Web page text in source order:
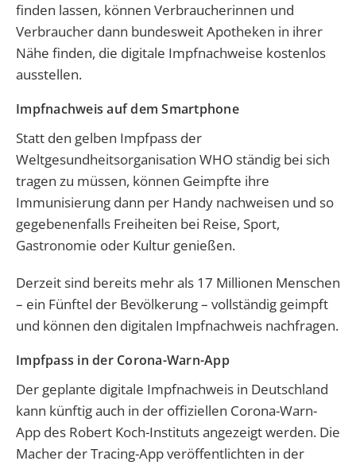
finden lassen, können Verbraucherinnen und
Verbraucher dann bundesweit Apotheken in ihrer
Nähe finden, die digitale Impfnachweise kostenlos
ausstellen.
Impfnachweis auf dem Smartphone
Statt den gelben Impfpass der
Weltgesundheitsorganisation WHO ständig bei sich
tragen zu müssen, können Geimpfte ihre
Immunisierung dann per Handy nachweisen und so
gegebenenfalls Freiheiten bei Reise, Sport,
Gastronomie oder Kultur genießen.
Derzeit sind bereits mehr als 17 Millionen Menschen
– ein Fünftel der Bevölkerung – vollständig geimpft
und können den digitalen Impfnachweis nachfragen.
Impfpass in der Corona-Warn-App
Der geplante digitale Impfnachweis in Deutschland
kann künftig auch in der offiziellen Corona-Warn-
App des Robert Koch-Instituts angezeigt werden. Die
Macher der Tracing-App veröffentlichten in der